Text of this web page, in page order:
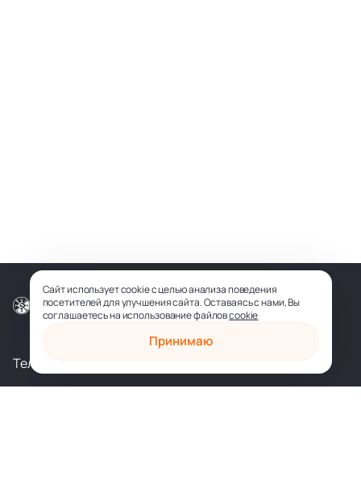
© ООО «СОФИЯ-МЕДИА», 2026
Телеграм Вконтакте
Сайт использует cookie с целью анализа поведения
посетителей для улучшения сайта. Оставаясь с нами, Вы
соглашаетесь на использование файловcookie
Принимаю